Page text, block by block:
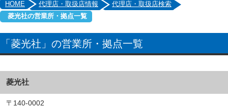
HOME 代理店・取扱店情報
代理店・取扱店検索
菱光社の営業所・拠点一覧
「菱光社」の営業所・拠点一覧
菱光社
〒140-0002